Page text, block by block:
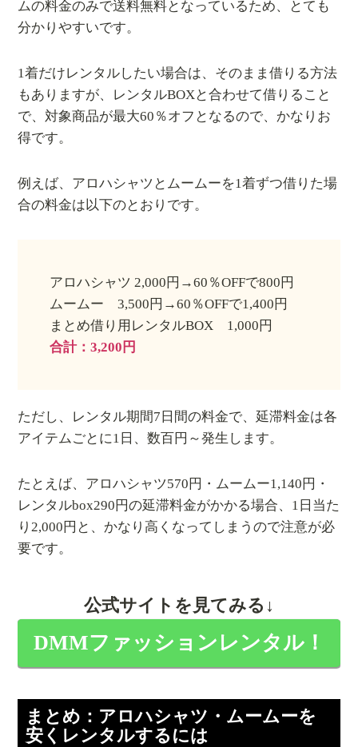
ムの料金のみで送料無料となっているため、とても
分かりやすいです。
1着だけレンタルしたい場合は、そのまま借りる方法
もありますが、レンタルBOXと合わせて借りること
で、対象商品が最大60％オフとなるので、かなりお
得です。
例えば、アロハシャツとムームーを1着ずつ借りた場
合の料金は以下のとおりです。
アロハシャツ 2,000円→60％OFFで800円
ムームー 3,500円→60％OFFで1,400円
まとめ借り用レンタルBOX 1,000円
合計：3,200円
ただし、レンタル期間7日間の料金で、延滞料金は各
アイテムごとに1日、数百円～発生します。
たとえば、アロハシャツ570円・ムームー1,140円・
レンタルbox290円の延滞料金がかかる場合、1日当た
り2,000円と、かなり高くなってしまうので注意が必
要です。
公式サイトを見てみる↓
DMMファッションレンタル！
まとめ：アロハシャツ・ムームーを
安くレンタルするには